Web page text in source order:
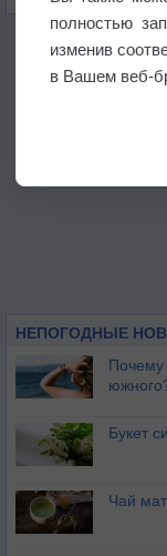
НЕПОГОДНЫЕ
Почему
Букет
Чай
полностью
изменив
в Вашем веб-